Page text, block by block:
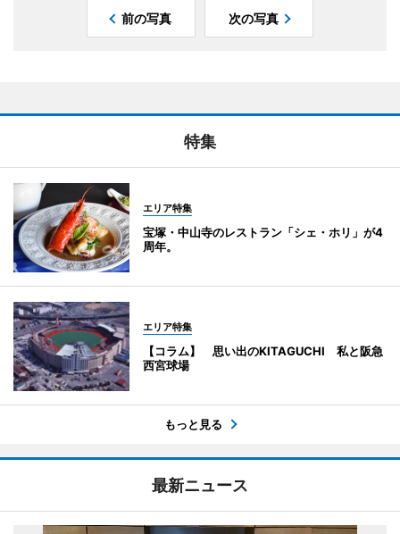
前の写真 次の写真
特集
エリア特集
宝塚・中山寺のレストラン「シェ・ホリ」が4
周年。
エリア特集
【コラム】 思い出のKITAGUCHI 私と阪急
西宮球場
もっと見る
最新ニュース